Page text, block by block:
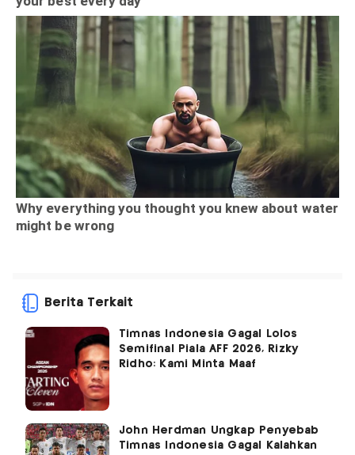
Berita Terkait
Timnas Indonesia Gagal Lolos
Semifinal Piala AFF 2026, Rizky
Ridho: Kami Minta Maaf
John Herdman Ungkap Penyebab
Timnas Indonesia Gagal Kalahkan